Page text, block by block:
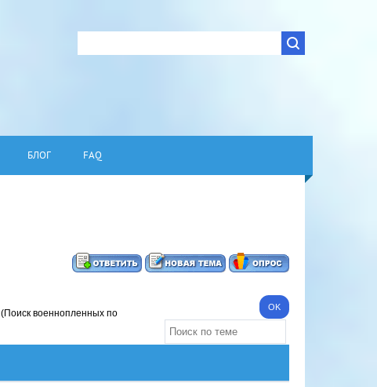
БЛОГ FAQ
(Поиск военнопленных по